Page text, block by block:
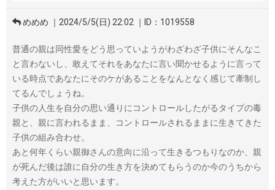
めめめ ｜2024/5/5(日) 22:02 ｜ID：1019558
普通の親は同性愛をどう思っていようがわざわざ子供にそんなこ
と言わないし、敢えてそれをあなたに言い聞かせるように言って
いる時点であなたにそのケがあることをなんとなく感じて牽制し
てるんでしょうね。
子供の人生を自分の思い通りにコントロールしたがるタイプの毒
親と、親に言われるまま、コントロールされるままに生きてきた
子供の組み合わせ。
あと何年くらい親御さんの意向に沿って生きるつもりなのか、親
が死んだ後は誰に自分の生き方を決めてもらうのか今のうちから
考えた方がいいと思います。